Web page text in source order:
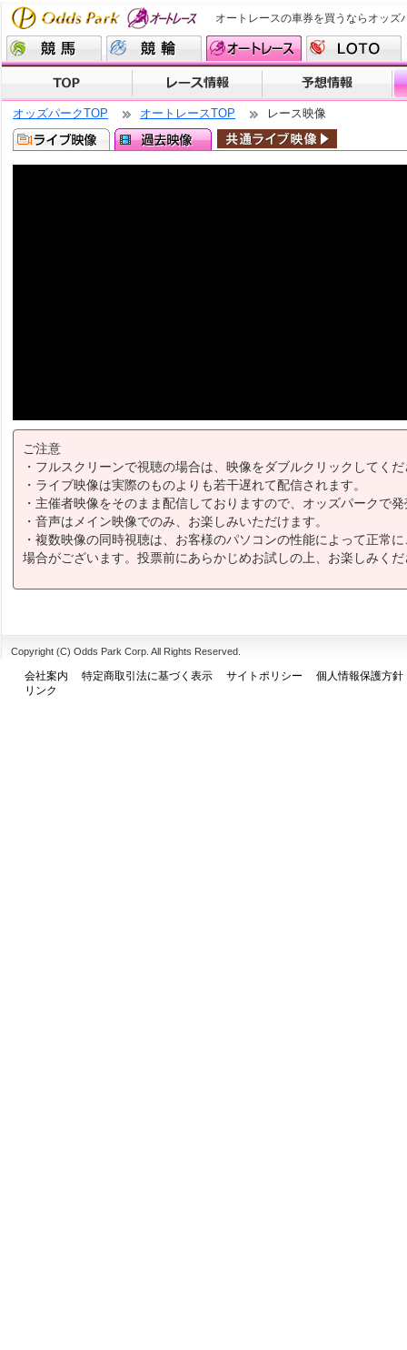
オートレースの車券を買うならオッズ
オッズパークTOP オートレースTOP レース映像
ご注意
・フルスクリーンで視聴の場合は、映像をダブルクリックしてく
・ライブ映像は実際のものよりも若干遅れて配信されます。
・主催者映像をそのまま配信しておりますので、オッズパークで
・音声はメイン映像でのみ、お楽しみいただけます。
・複数映像の同時視聴は、お客様のパソコンの性能によって正常
場合がございます。投票前にあらかじめお試しの上、お楽しみく
Copyright (C) Odds Park Corp. All Rights Reserved.
会社案内 特定商取引法に基づく表示 サイトポリシー
個人情報保護方針
リンク